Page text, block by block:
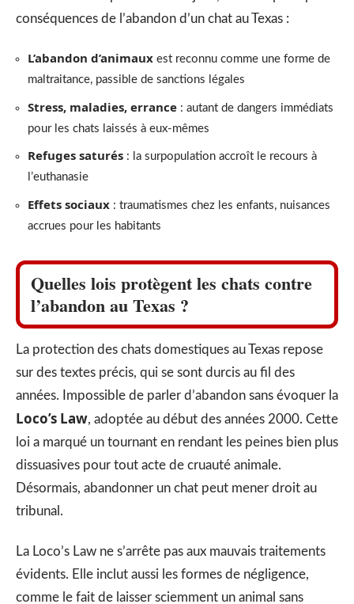
conséquences de l’abandon d’un chat au Texas :
L’abandon d’animaux est reconnu comme une forme de
maltraitance, passible de sanctions légales
Stress, maladies, errance : autant de dangers immédiats
pour les chats laissés à eux-mêmes
Refuges saturés : la surpopulation accroît le recours à
l’euthanasie
Effets sociaux : traumatismes chez les enfants, nuisances
accrues pour les habitants
Quelles lois protègent les chats contre
l’abandon au Texas ?
La protection des chats domestiques au Texas repose
sur des textes précis, qui se sont durcis au fil des
années. Impossible de parler d’abandon sans évoquer la
Loco’s Law, adoptée au début des années 2000. Cette
loi a marqué un tournant en rendant les peines bien plus
dissuasives pour tout acte de cruauté animale.
Désormais, abandonner un chat peut mener droit au
tribunal.
La Loco’s Law ne s’arrête pas aux mauvais traitements
évidents. Elle inclut aussi les formes de négligence,
comme le fait de laisser sciemment un animal sans